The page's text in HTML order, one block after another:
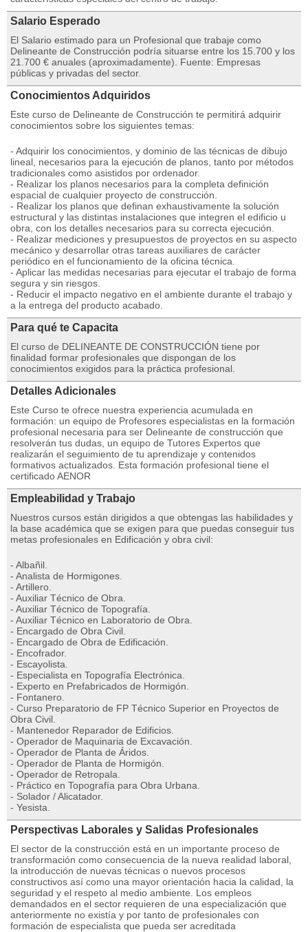
Salario Esperado
El Salario estimado para un Profesional que trabaje como
Delineante de Construcción podría situarse entre los 15.700 y los
21.700 € anuales (aproximadamente). Fuente: Empresas
públicas y privadas del sector.
Conocimientos Adquiridos
Este curso de Delineante de Construcción te permitirá adquirir
conocimientos sobre los siguientes temas:
- Adquirir los conocimientos, y dominio de las técnicas de dibujo
lineal, necesarios para la ejecución de planos, tanto por métodos
tradicionales como asistidos por ordenador.
- Realizar los planos necesarios para la completa definición
espacial de cualquier proyecto de construcción.
- Realizar los planos que definan exhaustivamente la solución
estructural y las distintas instalaciones que integren el edificio u
obra, con los detalles necesarios para su correcta ejecución.
- Realizar mediciones y presupuestos de proyectos en su aspecto
mecánico y desarrollar otras tareas auxiliares de carácter
periódico en el funcionamiento de la oficina técnica.
- Aplicar las medidas necesarias para ejecutar el trabajo de forma
segura y sin riesgos.
- Reducir el impacto negativo en el ambiente durante el trabajo y
a la entrega del producto acabado.
Para qué te Capacita
El curso de DELINEANTE DE CONSTRUCCIÓN tiene por
finalidad formar profesionales que dispongan de los
conocimientos exigidos para la práctica profesional.
Detalles Adicionales
Este Curso te ofrece nuestra experiencia acumulada en
formación: un equipo de Profesores especialistas en la formación
profesional necesaria para ser Delineante de construcción que
resolverán tus dudas, un equipo de Tutores Expertos que
realizarán el seguimiento de tu aprendizaje y contenidos
formativos actualizados. Esta formación profesional tiene el
certificado AENOR
Empleabilidad y Trabajo
Nuestros cursos están dirigidos a que obtengas las habilidades y
la base académica que se exigen para que puedas conseguir tus
metas profesionales en Edificación y obra civil:
- Albañil.
- Analista de Hormigones.
- Artillero.
- Auxiliar Técnico de Obra.
- Auxiliar Técnico de Topografía.
- Auxiliar Técnico en Laboratorio de Obra.
- Encargado de Obra Civil.
- Encargado de Obra de Edificación.
- Encofrador.
- Escayolista.
- Especialista en Topografía Electrónica.
- Experto en Prefabricados de Hormigón.
- Fontanero.
- Curso Preparatorio de FP Técnico Superior en Proyectos de
Obra Civil.
- Mantenedor Reparador de Edificios.
- Operador de Maquinaria de Excavación.
- Operador de Planta de Áridos.
- Operador de Planta de Hormigón.
- Operador de Retropala.
- Práctico en Topografía para Obra Urbana.
- Solador / Alicatador.
- Yesista.
Perspectivas Laborales y Salidas Profesionales
El sector de la construcción está en un importante proceso de
transformación como consecuencia de la nueva realidad laboral,
la introducción de nuevas técnicas o nuevos procesos
constructivos así como una mayor orientación hacia la calidad, la
seguridad y el respeto al medio ambiente. Los empleos
demandados en el sector requieren de una especialización que
anteriormente no existía y por tanto de profesionales con
formación de especialista que pueda ser acreditada